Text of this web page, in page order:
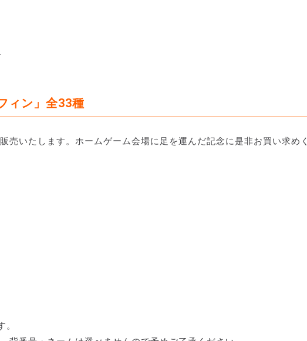
ィン」全33種
売いたします。ホームゲーム会場に足を運んだ記念に是非お買い求めく